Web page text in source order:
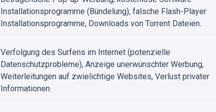
Installationsprogramme (Bündelung), falsche Flash-Player
Installationsprogramme, Downloads von Torrent Dateien.
Verfolgung des Surfens im Internet (potenzielle
Datenschutzprobleme), Anzeige unerwünschter Werbung,
Weiterleitungen auf zwielichtige Websites, Verlust privater
Informationen.